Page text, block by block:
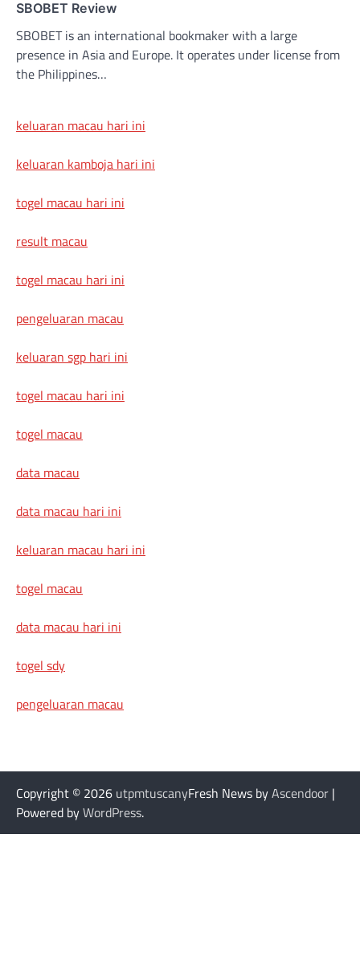
SBOBET Review
SBOBET is an international bookmaker with a large
presence in Asia and Europe. It operates under license from
the Philippines…
keluaran macau hari ini
keluaran kamboja hari ini
togel macau hari ini
result macau
togel macau hari ini
pengeluaran macau
keluaran sgp hari ini
togel macau hari ini
togel macau
data macau
data macau hari ini
keluaran macau hari ini
togel macau
data macau hari ini
togel sdy
pengeluaran macau
Copyright © 2026 utpmtuscanyFresh News byAscendoor |
Powered byWordPress.